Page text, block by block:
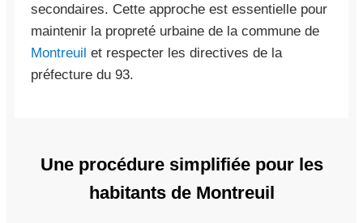
secondaires. Cette approche est essentielle pour
maintenir la propreté urbaine de la commune de
Montreuil et respecter les directives de la
préfecture du 93.
Une procédure simplifiée pour les
habitants de Montreuil